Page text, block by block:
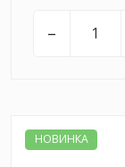
–
НОВИНКА